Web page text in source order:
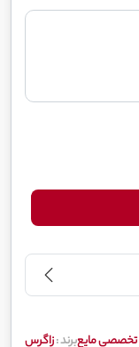
تخصصی مایعبرند :زاگرس